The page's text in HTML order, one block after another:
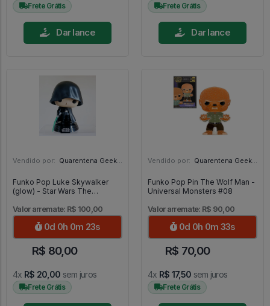
Frete Grátis
Dar lance
Frete Grátis
Dar lance
Vendido por: Quarentena Geek Store - SP
Funko Pop Luke Skywalker
(glow) - Star Wars The
Valor arremate: R$ 100,00
0d 0h 0m 21s
R$ 80,00
4x R$ 20,00 sem juros
Frete Grátis
Vendido por: Quarentena Geek Store - SP
Funko Pop Pin The Wolf Man -
Universal Monsters #08
Valor arremate: R$ 90,00
0d 0h 0m 31s
R$ 70,00
4x R$ 17,50 sem juros
Frete Grátis